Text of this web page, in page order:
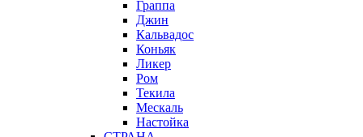
Граппа
Джин
Кальвадос
Коньяк
Ликер
Ром
Текила
Мескаль
Настойка